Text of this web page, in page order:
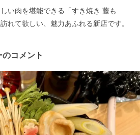
い肉を堪能できる「すき焼き 藤も
れて欲しい、魅力あふれる新店です。
コメント